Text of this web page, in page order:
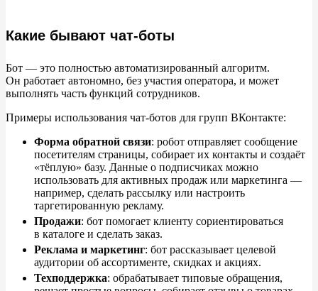
Шаг 4. Настройте и подключите.
Шаг 5. Тщательно протестируйте.
Шаг 6.
Заключение
Какие бывают чат-боты
Бот — это полностью автоматизированный алгоритм.
Он работает автономно, без участия оператора, и может
выполнять часть функций сотрудников.
Примеры использования чат-ботов для групп ВКонтакте:
Форма обратной связи: робот отправляет сообщение
посетителям страницы, собирает их контакты и создаёт
«тёплую» базу. Данные о подписчиках можно
использовать для активных продаж или маркетинга —
например, сделать рассылку или настроить
таргетированную рекламу.
Продажи: бот помогает клиенту сориентироваться
в каталоге и сделать заказ.
Реклама и маркетинг: бот рассказывает целевой
аудитории об ассортименте, скидках и акциях.
Техподдержка: обрабатывает типовые обращения,